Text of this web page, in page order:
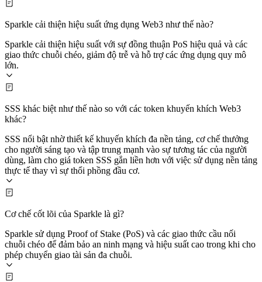
Sparkle cải thiện hiệu suất ứng dụng Web3 như thế nào?
Sparkle cải thiện hiệu suất với sự đồng thuận PoS hiệu quả và các
giao thức chuỗi chéo, giảm độ trễ và hỗ trợ các ứng dụng quy mô
lớn.
SSS khác biệt như thế nào so với các token khuyến khích Web3
khác?
SSS nổi bật nhờ thiết kế khuyến khích đa nền tảng, cơ chế thưởng
cho người sáng tạo và tập trung mạnh vào sự tương tác của người
dùng, làm cho giá token SSS gắn liền hơn với việc sử dụng nền tảng
thực tế thay vì sự thổi phồng đầu cơ.
Cơ chế cốt lõi của Sparkle là gì?
Sparkle sử dụng Proof of Stake (PoS) và các giao thức cầu nối
chuỗi chéo để đảm bảo an ninh mạng và hiệu suất cao trong khi cho
phép chuyển giao tài sản đa chuỗi.